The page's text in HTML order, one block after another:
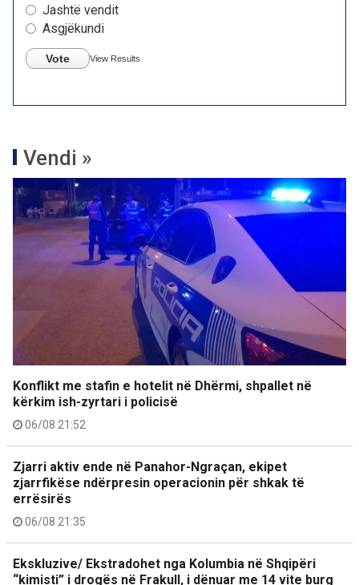
Jashtë vendit
Asgjëkundi
Vote View Results
Vendi »
Konflikt me stafin e hotelit në Dhërmi, shpallet në
kërkim ish-zyrtari i policisë
06/08 21:52
Zjarri aktiv ende në Panahor-Ngraçan, ekipet
zjarrfikëse ndërpresin operacionin për shkak të
errësirës
06/08 21:35
Ekskluzive/ Ekstradohet nga Kolumbia në Shqipëri
“kimisti” i drogës në Frakull, i dënuar me 14 vite burg